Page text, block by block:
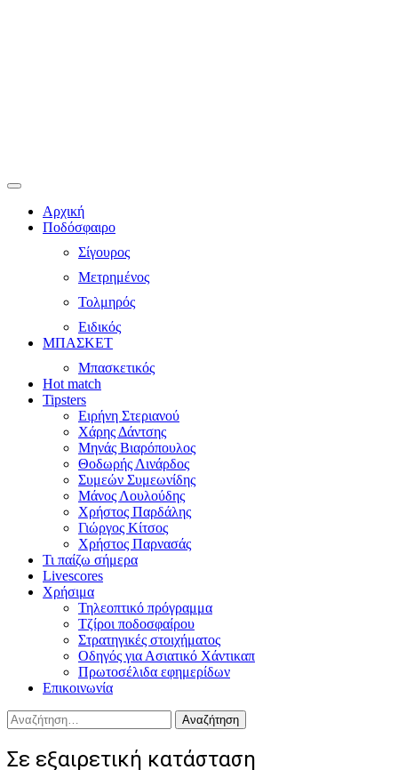
Αρχική
Ποδόσφαιρο
Σίγουρος
Μετρημένος
Τολμηρός
Ειδικός
ΜΠΑΣΚΕΤ
Μπασκετικός
Hot match
Tipsters
Ειρήνη Στεριανού
Χάρης Δάντσης
Μηνάς Βιαρόπουλος
Θοδωρής Λινάρδος
Συμεών Συμεωνίδης
Μάνος Λουλούδης
Χρήστος Παρδάλης
Γιώργος Κίτσος
Χρήστος Παρνασάς
Τι παίζω σήμερα
Livescores
Χρήσιμα
Τηλεοπτικό πρόγραμμα
Τζίροι ποδοσφαίρου
Στρατηγικές στοιχήματος
Οδηγός για Ασιατικό Χάντικαπ
Πρωτοσέλιδα εφημερίδων
Επικοινωνία
Αναζήτηση
για:
Σε εξαιρετική κατάσταση